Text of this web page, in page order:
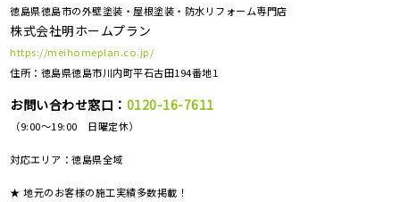
徳島県徳島市の外壁塗装・屋根塗装・防水リフォーム専門店
株式会社明ホームプラン
https://meihomeplan.co.jp/
住所：徳島県徳島市川内町平石古田194番地1
お問い合わせ窓口： 0120-16-7611
（9:00～19:00 日曜定休）
対応エリア：徳島県全域
★ 地元のお客様の施工実績多数掲載！